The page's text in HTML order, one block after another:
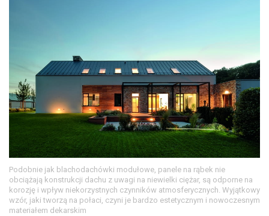
Podobnie jak blachodachówki modułowe, panele na rąbek nie
obciążają konstrukcji dachu z uwagi na niewielki ciężar, są odporne na
korozję i wpływ niekorzystnych czynników atmosferycznych. Wyjątkowy
wzór, jaki tworzą na połaci, czyni je bardzo estetycznym i nowoczesnym
materiałem dekarskim